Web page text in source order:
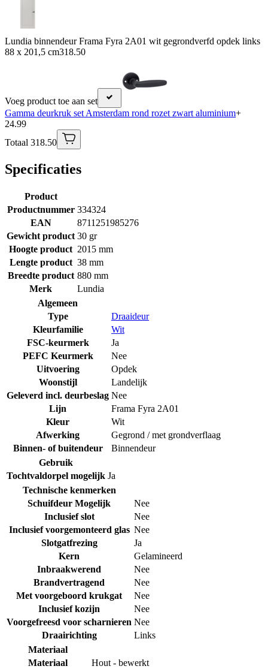
Lundia binnendeur Frama Fyra 2A01 wit gegrondverfd opdek links
88 x 201,5 cm318.50
Voeg product toe aan set
Gamma deurkruk set Amsterdam rond rozet zwart aluminium+
24.99
Totaal 318.50
Specificaties
Product
Productnummer 334324
EAN
8711251985276
Gewicht product 30 gr
Hoogte product 2015 mm
Lengte product 38 mm
Breedte product 880 mm
Merk
Lundia
Algemeen
Type
Draaideur
Kleurfamilie
Wit
FSC-keurmerk
Ja
PEFC Keurmerk
Nee
Uitvoering
Opdek
Woonstijl
Landelijk
Geleverd incl. deurbeslag Nee
Lijn
Frama Fyra 2A01
Kleur
Wit
Afwerking
Gegrond / met grondverflaag
Binnen- of buitendeur
Binnendeur
Gebruik
Tochtvaldorpel mogelijk Ja
Technische kenmerken
Schuifdeur Mogelijk
Nee
Inclusief slot
Nee
Inclusief voorgemonteerd glas Nee
Slotgatfrezing
Ja
Kern
Gelamineerd
Inbraakwerend
Nee
Brandvertragend
Nee
Met voorgeboord krukgat
Nee
Inclusief kozijn
Nee
Voorgefreesd voor scharnieren Nee
Draairichting
Links
Materiaal
Materiaal
Hout - bewerkt